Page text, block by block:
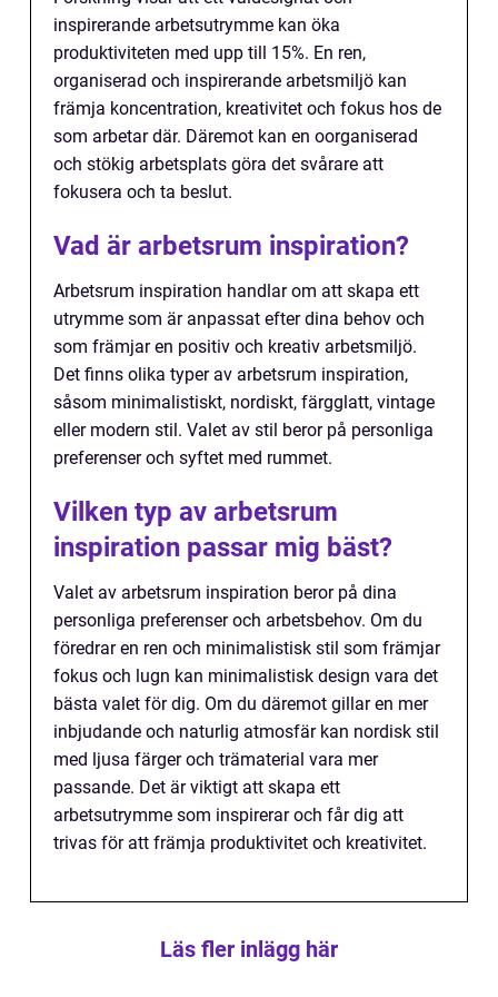
inspirerande arbetsutrymme kan öka
produktiviteten med upp till 15%. En ren,
organiserad och inspirerande arbetsmiljö kan
främja koncentration, kreativitet och fokus hos de
som arbetar där. Däremot kan en oorganiserad
och stökig arbetsplats göra det svårare att
fokusera och ta beslut.
Vad är arbetsrum inspiration?
Arbetsrum inspiration handlar om att skapa ett
utrymme som är anpassat efter dina behov och
som främjar en positiv och kreativ arbetsmiljö.
Det finns olika typer av arbetsrum inspiration,
såsom minimalistiskt, nordiskt, färgglatt, vintage
eller modern stil. Valet av stil beror på personliga
preferenser och syftet med rummet.
Vilken typ av arbetsrum
inspiration passar mig bäst?
Valet av arbetsrum inspiration beror på dina
personliga preferenser och arbetsbehov. Om du
föredrar en ren och minimalistisk stil som främjar
fokus och lugn kan minimalistisk design vara det
bästa valet för dig. Om du däremot gillar en mer
inbjudande och naturlig atmosfär kan nordisk stil
med ljusa färger och trämaterial vara mer
passande. Det är viktigt att skapa ett
arbetsutrymme som inspirerar och får dig att
trivas för att främja produktivitet och kreativitet.
Läs fler inlägg här